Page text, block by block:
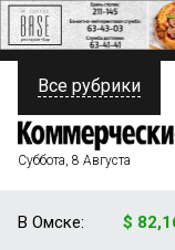
ПОЛИТИКА
ФИНАНСЫ
Все рубрики
Суббота, 8 Августа
В Омске: $